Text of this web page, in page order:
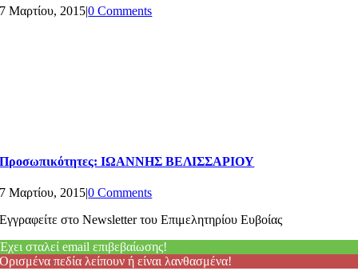
7 Μαρτίου, 2015|0 Comments
Προσωπικότητες: ΙΩΑΝΝΗΣ ΒΕΛΙΣΣΑΡΙΟΥ
7 Μαρτίου, 2015|0 Comments
Εγγραφείτε στο Newsletter του Επιμελητηρίου Ευβοίας
Έχει σταλεί email επιβεβαίωσης!
Ορισμένα πεδία λείπουν ή είναι λανθασμένα!